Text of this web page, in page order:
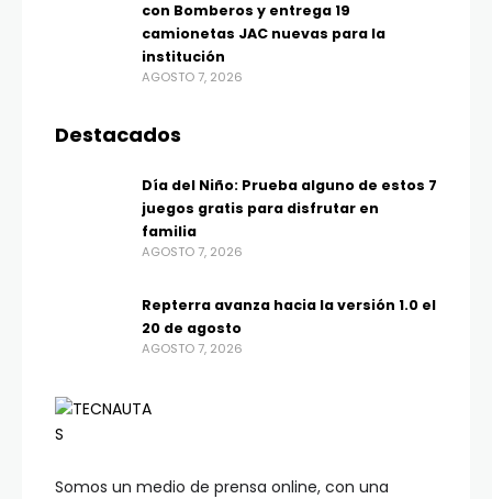
Somos un medio de prensa online, con una
con Bomberos y entrega 19
camionetas JAC nuevas para la
institución
AGOSTO 7, 2026
Destacados
Día del Niño: Prueba alguno de estos 7
juegos gratis para disfrutar en
familia
AGOSTO 7, 2026
Repterra avanza hacia la versión 1.0 el
20 de agosto
AGOSTO 7, 2026